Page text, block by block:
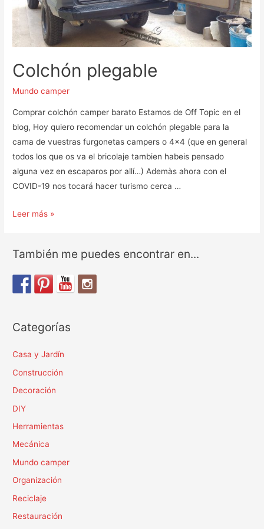
Colchón plegable
Mundo camper
Comprar colchón camper barato Estamos de Off Topic en el
blog, Hoy quiero recomendar un colchón plegable para la
cama de vuestras furgonetas campers o 4×4 (que en general
todos los que os va el bricolaje tambien habeis pensado
alguna vez en escaparos por allí…) Ademàs ahora con el
COVID-19 nos tocará hacer turismo cerca …
Colchón
Leer más »
También me puedes encontrar en...
Categorías
Casa y Jardín
Construcción
Decoración
DIY
Herramientas
Mecánica
Mundo camper
Organización
Reciclaje
Restauración